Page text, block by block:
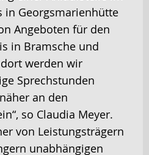
in Georgsmarienhütte
Angeboten für den
in Bramsche und
werden wir
Sprechstunden
an den
so Claudia Meyer.
von Leistungsträgern
unabhängigen